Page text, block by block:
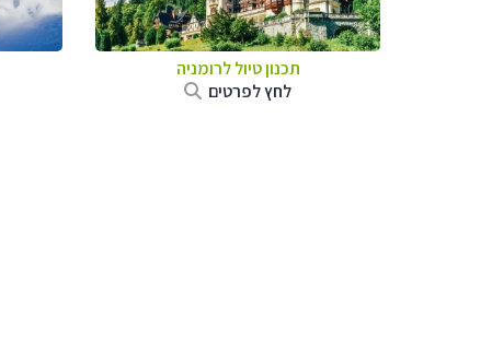
תכנון טיול לרומניה
לחץ לפרטים